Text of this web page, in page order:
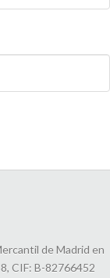
de Madrid en
CIF: B-82766452